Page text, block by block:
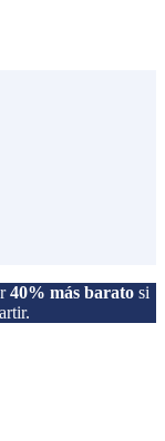
40% más baratosi